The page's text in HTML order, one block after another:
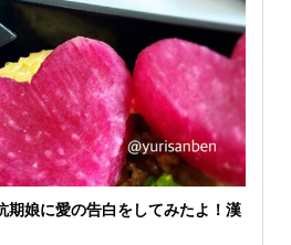
娘に愛の告白をしてみたよ！漢